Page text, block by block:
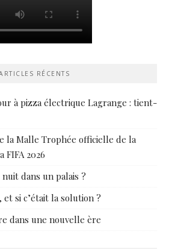
RÉCENTS
à pizza électrique Lagrange : tient-
la Malle Trophée officielle de la
FIFA 2026
dans un palais ?
si c’était la solution ?
dans une nouvelle ère